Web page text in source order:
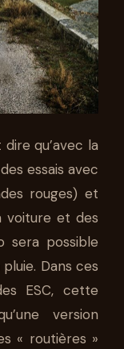
dire qu’avec la
essais avec
rouges) et
voiture et des
sera possible
Dans ces
ESC, cette
version
« routières »